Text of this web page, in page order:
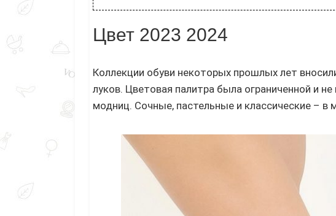
Цвет 2023 2024
Коллекции обуви некоторых прошлых лет
луков. Цветовая палитра была ограниченной и
модниц. Сочные, пастельные и классические – в